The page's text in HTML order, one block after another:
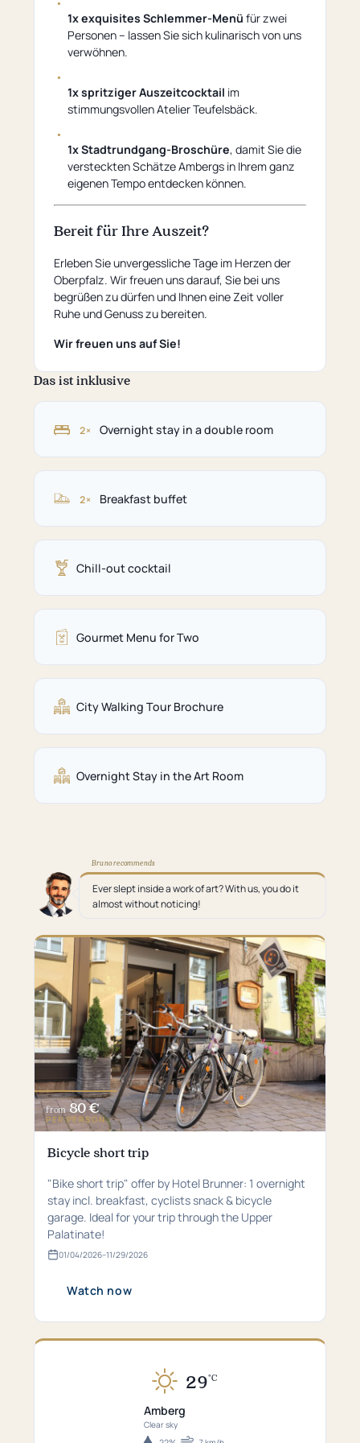
1x exquisites Schlemmer-Menü für zwei
Personen – lassen Sie sich kulinarisch von uns
verwöhnen.
1x spritziger Auszeitcocktail im
stimmungsvollen Atelier Teufelsbäck.
1x Stadtrundgang-Broschüre, damit Sie die
versteckten Schätze Ambergs in Ihrem ganz
eigenen Tempo entdecken können.
Bereit für Ihre Auszeit?
Erleben Sie unvergessliche Tage im Herzen der
Oberpfalz. Wir freuen uns darauf, Sie bei uns
begrüßen zu dürfen und Ihnen eine Zeit voller
Ruhe und Genuss zu bereiten.
Wir freuen uns auf Sie!
Das ist inklusive
2× Overnight stay in a double room
2× Breakfast buffet
Chill-out cocktail
Gourmet Menu for Two
City Walking Tour Brochure
Overnight Stay in the Art Room
Bruno recommends
Ever slept inside a work of art? With us, you do it
almost without noticing!
from 80 €
PER PERSON
Bicycle short trip
"Bike short trip" offer by Hotel Brunner: 1 overnight
stay incl. breakfast, cyclists snack & bicycle
garage. Ideal for your trip through the Upper
Palatinate!
01/04/2026–11/29/2026
Valid
11.​
Watch now
29°C
Currently
29°C
in
Amberg
Amberg
Clear sky